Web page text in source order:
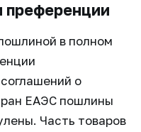
преференции
в полном
о
ЕАЭС пошлины
Часть товаров